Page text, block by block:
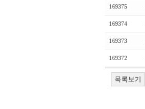
169375
169374
169373
169372
목록보기